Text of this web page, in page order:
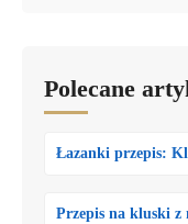
Polecane
Łazanki przepis:
Przepis na kluski z